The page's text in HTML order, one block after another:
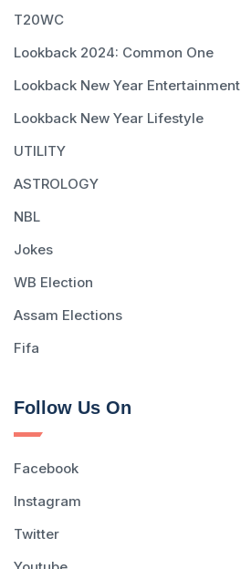
T20WC
Lookback 2024: Common One
Lookback New Year Entertainment
Lookback New Year Lifestyle
UTILITY
ASTROLOGY
NBL
Jokes
WB Election
Assam Elections
Fifa
Follow Us On
Facebook
Instagram
Twitter